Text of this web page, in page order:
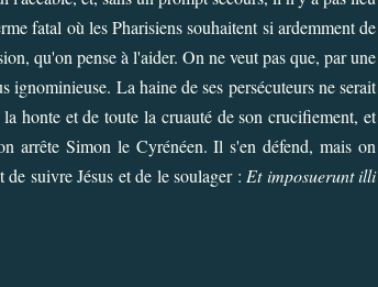
fatal où les Pharisiens souhaitent si ardemment de
qu'on pense à l'aider. On ne veut pas que, par une
La haine de ses persécuteurs ne serait
honte et de toute la cruauté de son crucifiement, et
arrête Simon le Cyrénéen. Il s'en défend, mais on
suivre Jésus et de le soulager : Et imposuerunt illi